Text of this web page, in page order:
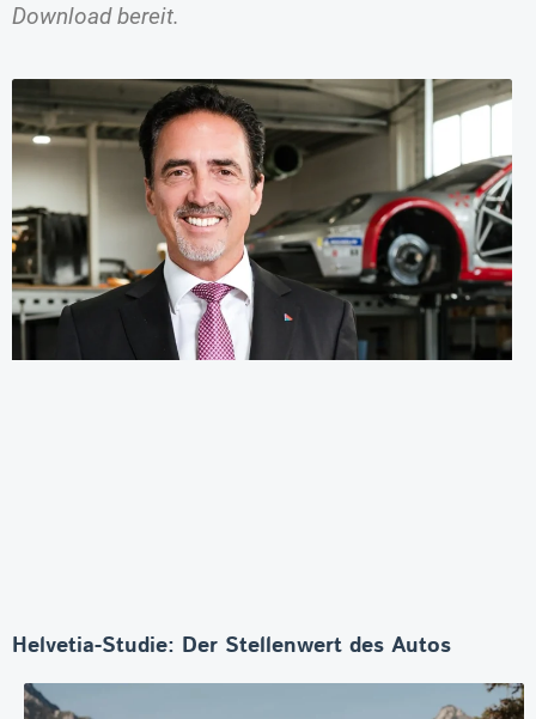
Download bereit.
Helvetia-Studie: Der Stellenwert des Autos